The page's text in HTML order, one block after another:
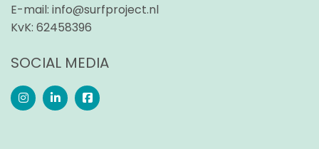
E-mail: info@surfproject.nl
KvK: 62458396
SOCIAL MEDIA